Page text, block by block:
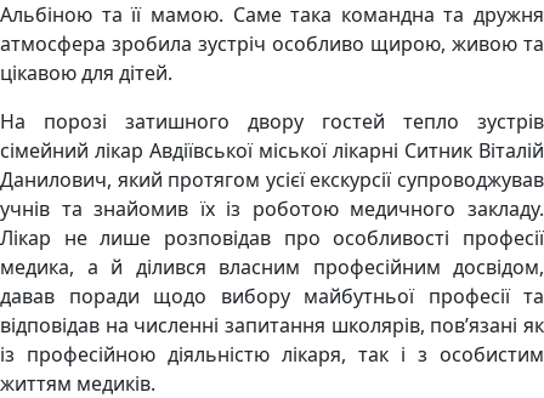
Альбіною та її мамою. Саме така командна та дружня
атмосфера зробила зустріч особливо щирою, живою та
цікавою для дітей.
На порозі затишного двору гостей тепло зустрів
сімейний лікар Авдіївської міської лікарні Ситник Віталій
Данилович, який протягом усієї екскурсії супроводжував
учнів та знайомив їх із роботою медичного закладу.
Лікар не лише розповідав про особливості професії
медика, а й ділився власним професійним досвідом,
давав поради щодо вибору майбутньої професії та
відповідав на численні запитання школярів, пов’язані як
із професійною діяльністю лікаря, так і з особистим
життям медиків.